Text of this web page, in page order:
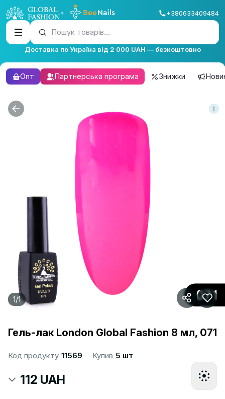
+380633409484
Пошук товарів...
Доставка по Україна від 2 000 UAH — безкоштовно
Опт Партнерська програма Знижки
1/1
Гель-лак London Global Fashion 8 мл, 071
Код продукту 11569 Купив 5 шт
112 UAH